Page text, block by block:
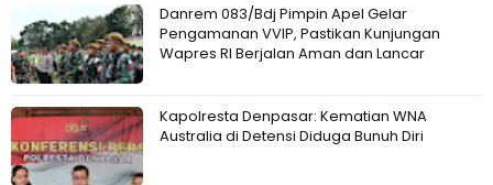
Danrem 083/Bdj Pimpin Apel Gelar
Pengamanan VVIP, Pastikan Kunjungan
Wapres RI Berjalan Aman dan Lancar
Kapolresta Denpasar: Kematian WNA
Australia di Detensi Diduga Bunuh Diri